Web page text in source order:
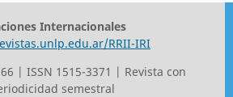
Internacionales
RRII-IRI
| ISSN 1515-3371 | Revista con
semestral